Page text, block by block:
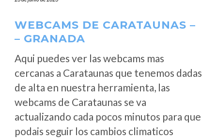
WEBCAMS DE CARATAUNAS –
– GRANADA
Aqui puedes ver las webcams mas
cercanas a Carataunas que tenemos dadas
de alta en nuestra herramienta, las
webcams de Carataunas se va
actualizando cada pocos minutos para que
podais seguir los cambios climaticos